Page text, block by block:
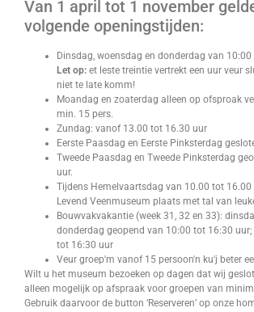
Van 1 april tot 1 november
volgende openingstijden:
Dinsdag, woensdag en donderdag van 10:00
Let op: et leste treintie vertrekt een uur veur
niet te late komm!
Moandag en zoaterdag alleen op ofsproak
min. 15 pers.
Zundag: vanof 13.00 tot 16.30 uur
Eerste Paasdag en Eerste Pinksterdag
Tweede Paasdag en Tweede Pinksterdag
uur.
Tijdens Hemelvaartsdag van 10.00 tot
Levend Veenmuseum plaats met tal van
Bouwvakvakantie (week 31, 32 en 33):
donderdag geopend van 10:00 tot 16:30
tot 16:30 uur
Veur groep'm vanof 15 persoon'n ku'j beter
Wilt u het museum bezoeken op dagen dat wij
alleen mogelijk op afspraak voor groepen van
Gebruik daarvoor de button ‘Reserveren’ op onze